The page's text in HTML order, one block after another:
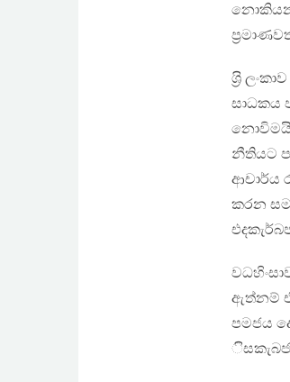
නොකියන
ශ‍්‍රි
සාධකය
නීතියට
ආචාර්ය
කරන
ඇත්නම්
පමජය